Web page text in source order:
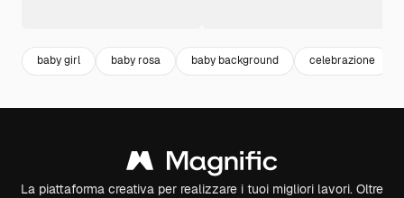
baby girl baby rosa baby background celebrazione
La piattaforma creativa per realizzare i tuoi migliori lavori. Oltre